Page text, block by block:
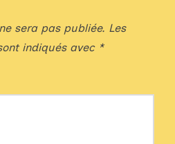
sera pas publiée. Les
indiqués avec *